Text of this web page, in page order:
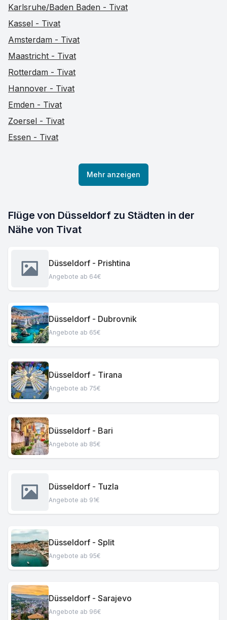
Karlsruhe/Baden Baden - Tivat
Kassel - Tivat
Amsterdam - Tivat
Maastricht - Tivat
Rotterdam - Tivat
Hannover - Tivat
Emden - Tivat
Zoersel - Tivat
Essen - Tivat
Mehr anzeigen
Flüge von Düsseldorf zu Städten in der
Nähe von Tivat
Düsseldorf - Prishtina
Angebote ab 64€
Düsseldorf - Dubrovnik
Angebote ab 65€
Düsseldorf - Tirana
Angebote ab 75€
Düsseldorf - Bari
Angebote ab 85€
Düsseldorf - Tuzla
Angebote ab 91€
Düsseldorf - Split
Angebote ab 95€
Düsseldorf - Sarajevo
Angebote ab 96€